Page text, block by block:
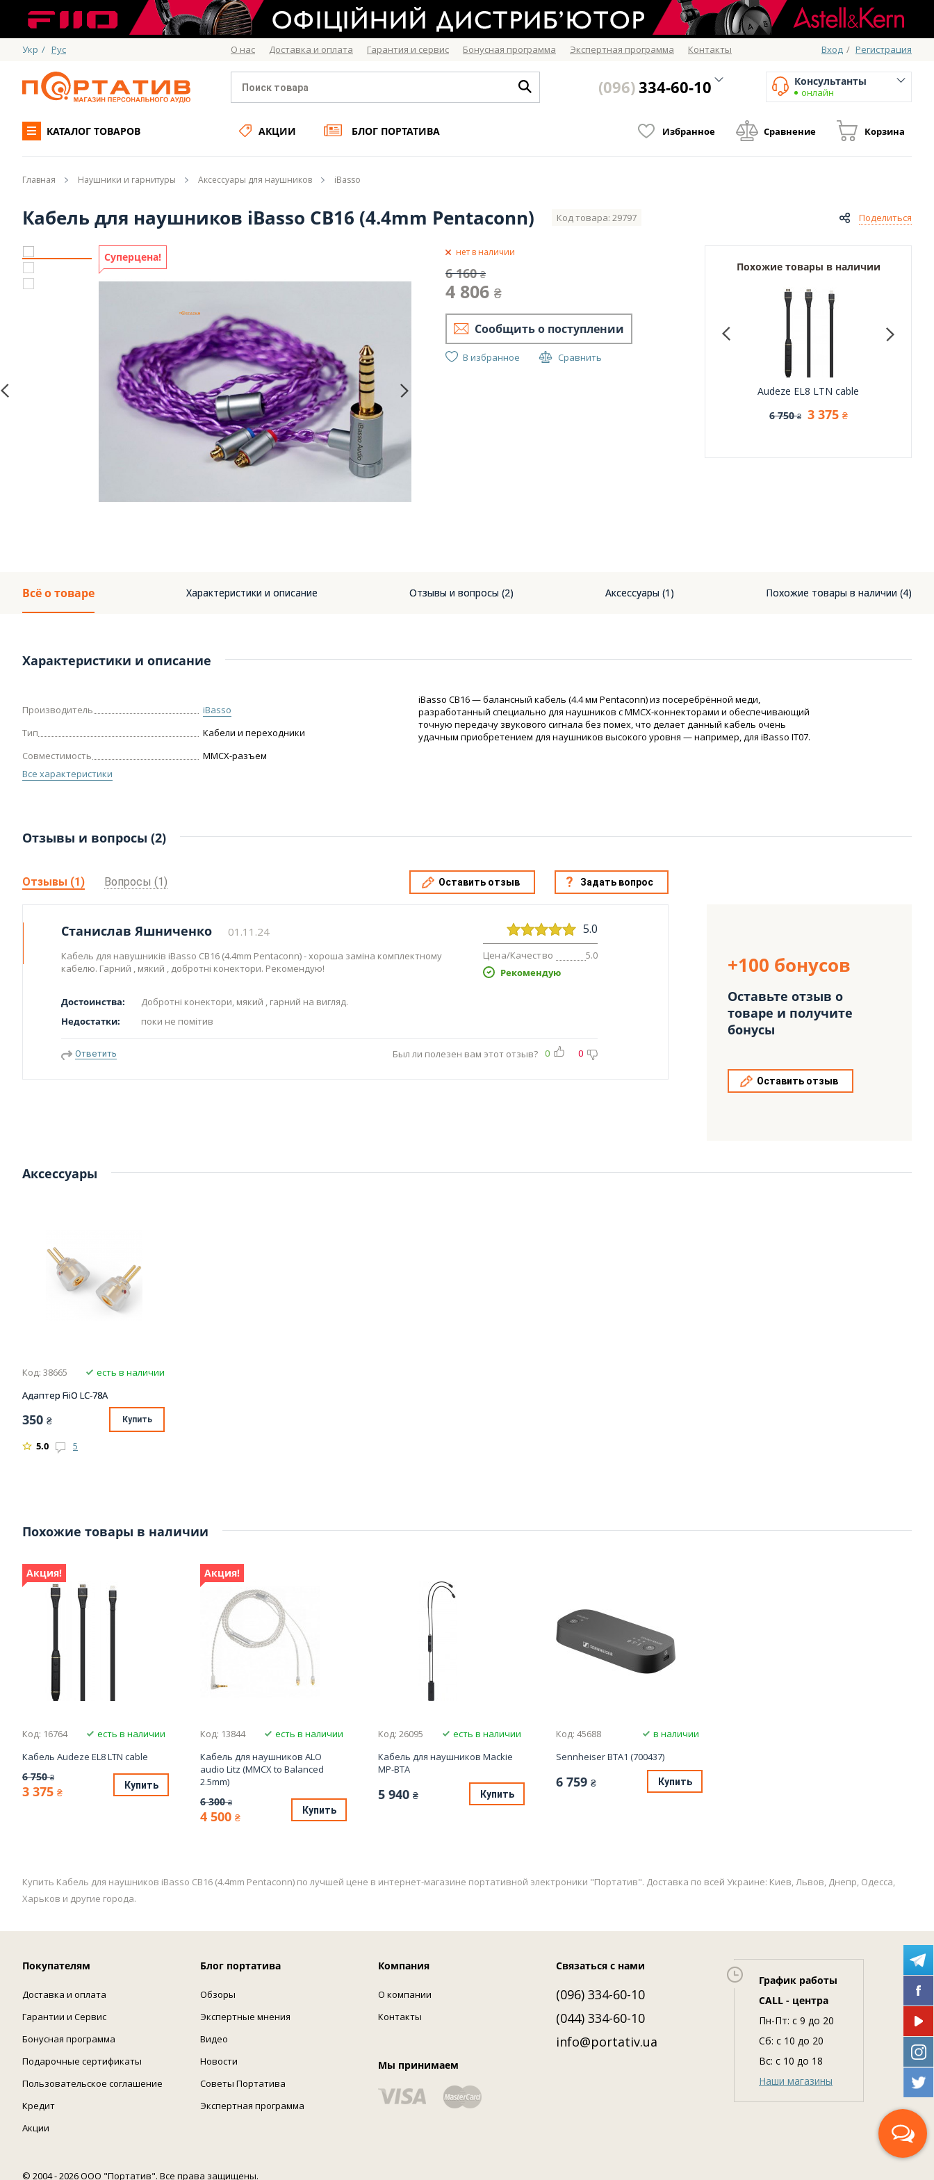
Укр / Рус О нас Доставка и оплата Гарантия и сервис Бонусная программа Экспертная программа Контакты Вход / Регистрация
(096)334-60-10 Консультанты
онлайн
КАТАЛОГ ТОВАРОВ АКЦИИ БЛОГ ПОРТАТИВА Избранное Сравнение Корзина
Главная Наушники и гарнитуры Аксессуары для наушников iBasso
Кабель для наушников iBasso CB16 (4.4mm Pentaconn) Код товара: 29797 Поделиться
Суперцена! нет в наличии
6 160 ₴
4 806 ₴
Сообщить о поступлении
В избранное Сравнить
Похожие товары в наличии
Audeze EL8 LTN cable
6 750 ₴ 3 375 ₴
Всё о товаре Характеристики и описание Отзывы и вопросы (2) Аксессуары (1) Похожие товары в наличии (4)
Характеристики и описание
Производитель
iBasso
Тип
Кабели и переходники
Совместимость
MMCX-разъем
Все характеристики
iBasso CB16 — балансный кабель (4.4 мм Pentaconn) из посеребрённой меди,
разработанный специально для наушников с MMCX-коннекторами и обеспечивающий
точную передачу звукового сигнала без помех, что делает данный кабель очень
удачным приобретением для наушников высокого уровня — например, для iBasso IT07.
Отзывы и вопросы (2)
Отзывы (1) Вопросы (1) Оставить отзыв Задать вопрос
Станислав Яшниченко 01.11.24
Кабель для навушників iBasso CB16 (4.4mm Pentaconn) - хороша заміна комплектному
кабелю. Гарний , мякий , добротні конектори. Рекомендую!
Достоинства:
Добротні конектори, мякий , гарний на вигляд.
Недостатки:
поки не помітив
5.0
Цена/Качество 5.0
Рекомендую
Ответить Был ли полезен вам этот отзыв? 0 0
+100 бонусов
Оставьте отзыв о
товаре и получите
бонусы
Оставить отзыв
Аксессуары
Код: 38665
есть в наличии
Адаптер FiiO LC-78A
350 ₴ Купить
5.0 5
Похожие товары в наличии
Акция!
Код: 16764
есть в наличии
Кабель Audeze EL8 LTN cable
6 750 ₴
3 375 ₴
Купить
Акция!
Код: 13844
есть в наличии
Кабель для наушников ALO
audio Litz (MMCX to Balanced
2.5mm)
6 300 ₴
4 500 ₴
Купить
Код: 26095
есть в наличии
Кабель для наушников Mackie
MP-BTA
5 940 ₴ Купить
Код: 45688
в наличии
Sennheiser BTA1 (700437)
6 759 ₴ Купить
Купить Кабель для наушников iBasso CB16 (4.4mm Pentaconn) по лучшей цене в интернет-магазине портативной электроники "Портатив". Доставка по всей Украине: Киев, Львов, Днепр, Одесса,
Харьков и другие города.
Покупателям
Доставка и оплата
Гарантии и Сервис
Бонусная программа
Подарочные сертификаты
Пользовательское соглашение
Кредит
Акции
Блог портатива
Обзоры
Экспертные мнения
Видео
Новости
Советы Портатива
Экспертная программа
Компания
О компании
Контакты
Мы принимаем
Связаться с нами
(096) 334-60-10
(044) 334-60-10
info@portativ.ua
График работы
CALL - центра
Пн-Пт: c 9 до 20
Сб: с 10 до 20
Вс: с 10 до 18
Наши магазины
© 2004 - 2026 ООО "Портатив". Все права защищены.